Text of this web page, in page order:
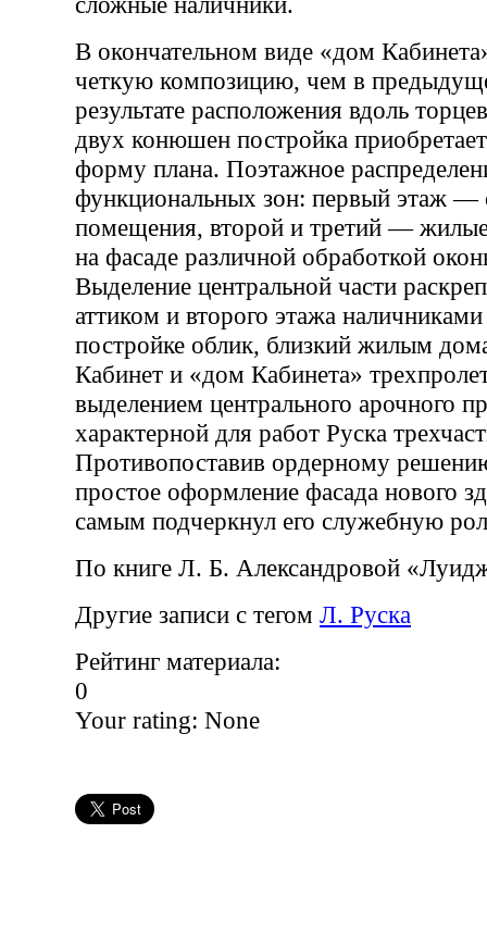
В окончательном виде «дом
четкую композицию, чем в
результате расположения вдоль
двух конюшен постройка
форму плана. Поэтажное
функциональных зон: первый этаж —
помещения, второй и третий —
на фасаде различной обработкой
Выделение центральной части
аттиком и второго этажа
постройке облик, близкий жилым
Кабинет и «дом Кабинета»
выделением центрального арочного
характерной для работ Руска
Противопоставив ордерному
простое оформление фасада нового
самым подчеркнул его служебную
По книге Л. Б. Александровой
Другие записи с тегом Л. Руска
Рейтинг материала:
0
Your rating: None